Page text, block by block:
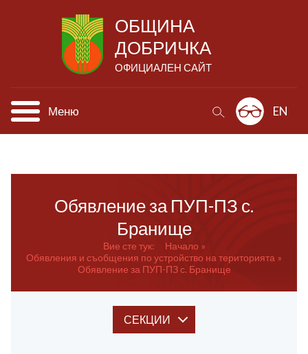
ОБЩИНА
ДОБРИЧКА
ОФИЦИАЛЕН САЙТ
Меню EN
Обявление за ПУП-ПЗ с.
Бранище
Вие сте тук:
Начало
Обявления и съобщения по устройство на територията
Обявление за ПУП-ПЗ с. Бранище
СЕКЦИИ